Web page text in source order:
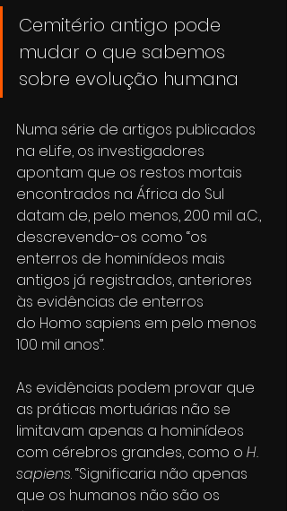
Cemitério antigo pode
mudar o que sabemos
sobre evolução humana
Numa série de artigos publicados
na eLife, os investigadores
apontam que os restos mortais
encontrados na África do Sul
datam de, pelo menos, 200 mil a.C.,
descrevendo-os como “os
enterros de hominídeos mais
antigos já registrados, anteriores
às evidências de enterros
do Homo sapiens em pelo menos
100 mil anos”.
As evidências podem provar que
as práticas mortuárias não se
limitavam apenas a hominídeos
com cérebros grandes, como o H.
sapiens. “Significaria não apenas
que os humanos não são os